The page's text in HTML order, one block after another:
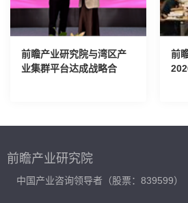
前瞻产业研究院与湾区产
业集群平台达成战略合
前
前瞻产业研究院
中国产业咨询领导者（股票：839599）